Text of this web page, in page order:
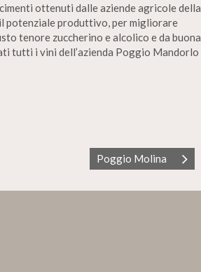
ottenuti dalle aziende agricole della
potenziale produttivo, per migliorare
tenore zuccherino e alcolico e da buona
tutti i vini dell’azienda Poggio Mandorlo
Poggio Molina